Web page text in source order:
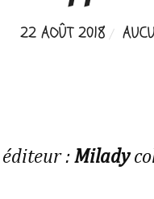
22 AOÛT 2018
éditeur : Milady